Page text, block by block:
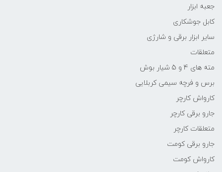
جعبه ابزار
کابل جوشکاری
سایر ابزار برقی و شارژی
متعلقات
مته های 4 و 5 شیار بوش
برس و فرچه سیمی کربلایی
کارواش کارچر
جارو برقی کارچر
متعلقات کارچر
جارو برقی کومت
کارواش کومت